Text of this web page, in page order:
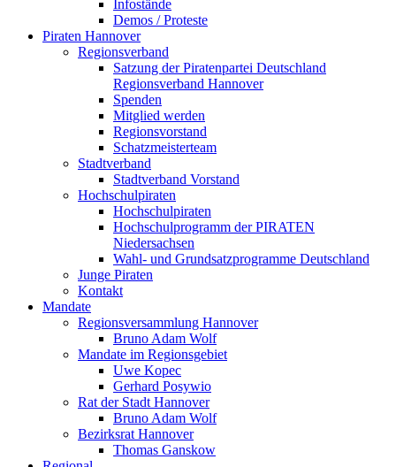
Infostände
Demos / Proteste
Piraten Hannover
Regionsverband
Satzung der Piratenpartei Deutschland
Regionsverband Hannover
Spenden
Mitglied werden
Regionsvorstand
Schatzmeisterteam
Stadtverband
Stadtverband Vorstand
Hochschulpiraten
Hochschulpiraten
Hochschulprogramm der PIRATEN
Niedersachsen
Wahl- und Grundsatzprogramme Deutschland
Junge Piraten
Kontakt
Mandate
Regionsversammlung Hannover
Bruno Adam Wolf
Mandate im Regionsgebiet
Uwe Kopec
Gerhard Posywio
Rat der Stadt Hannover
Bruno Adam Wolf
Bezirksrat Hannover
Thomas Ganskow